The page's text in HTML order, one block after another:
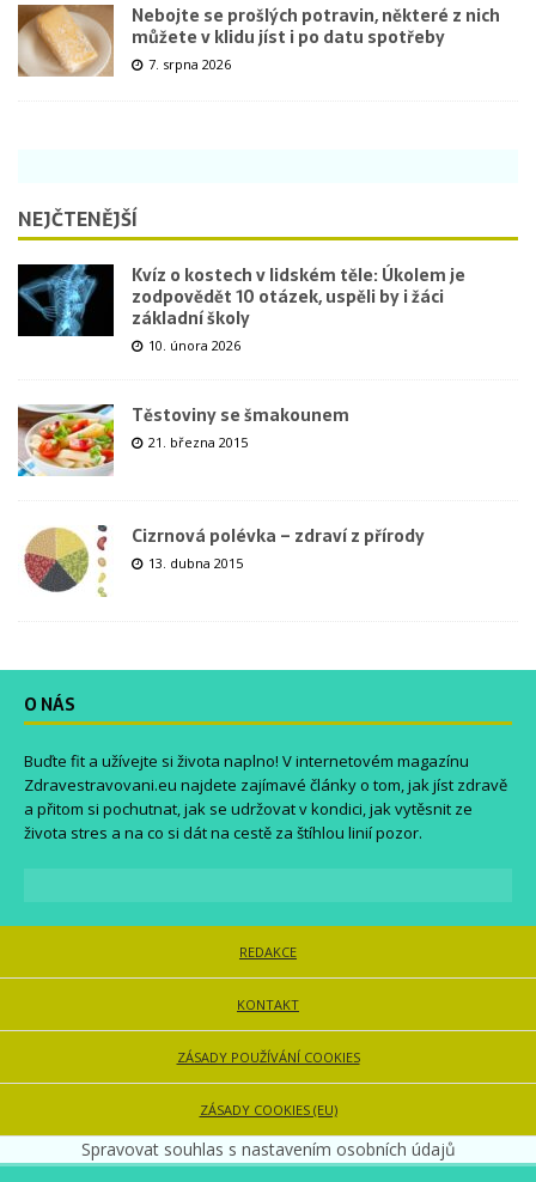
Nebojte se prošlých potravin, některé z nich
můžete v klidu jíst i po datu spotřeby
7. srpna 2026
NEJČTENĚJŠÍ
Kvíz o kostech v lidském těle: Úkolem je
zodpovědět 10 otázek, uspěli by i žáci
základní školy
10. února 2026
Těstoviny se šmakounem
21. března 2015
Cizrnová polévka – zdraví z přírody
13. dubna 2015
O NÁS
Buďte fit a užívejte si života naplno! V internetovém magazínu
Zdravestravovani.eu najdete zajímavé články o tom, jak jíst zdravě
a přitom si pochutnat, jak se udržovat v kondici, jak vytěsnit ze
života stres a na co si dát na cestě za štíhlou linií pozor.
REDAKCE
KONTAKT
ZÁSADY POUŽÍVÁNÍ COOKIES
ZÁSADY COOKIES (EU)
Spravovat souhlas s nastavením osobních údajů